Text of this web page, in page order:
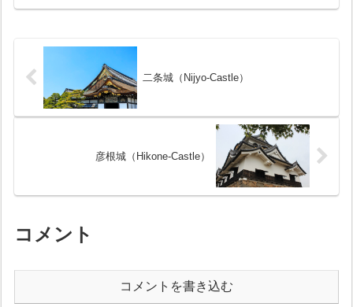
ましたが、惟政が高槻城に移ると、やが
二条城（Nijyo-Castle）
彦根城（Hikone-Castle）
コメント
コメントを書き込む